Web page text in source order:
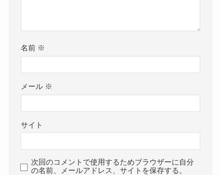
名前 ※
メール ※
サイト
次回のコメントで使用するためブラウザーに自分
の名前、メールアドレス、サイトを保存する。